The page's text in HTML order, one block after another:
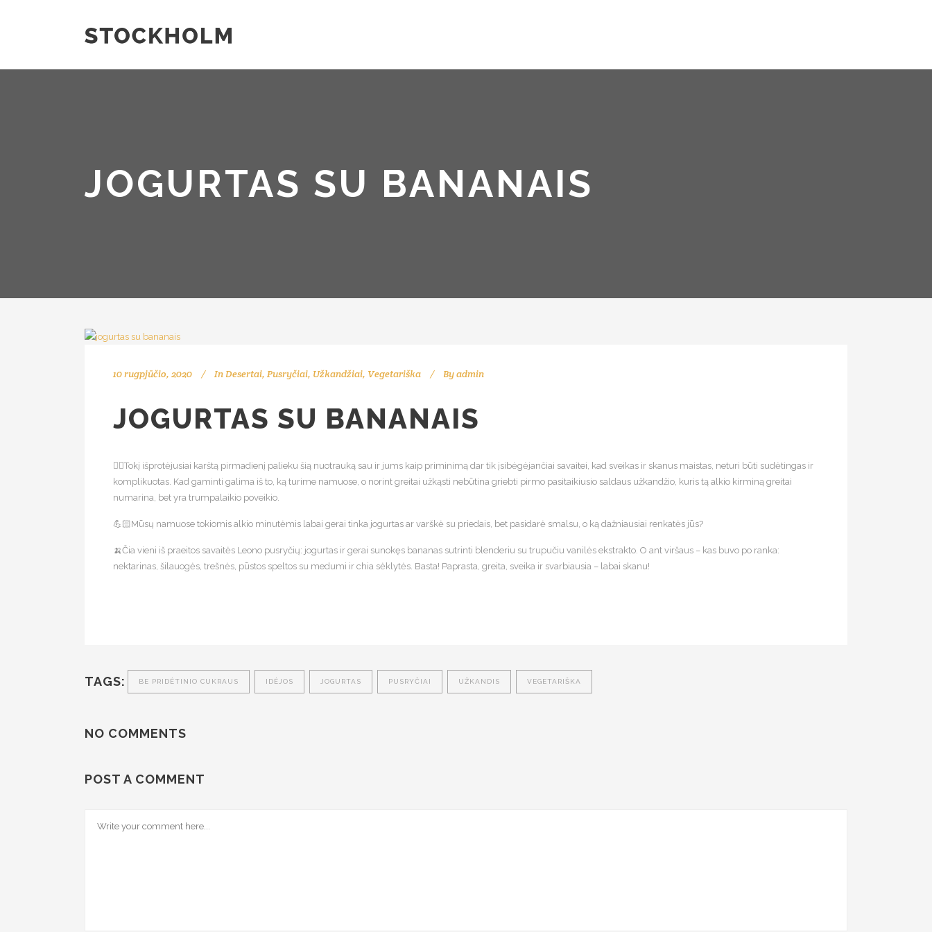
JOGURTAS SU BANANAIS
10 rugpjūčio, 2020 In Desertai, Pusryčiai, Užkandžiai, Vegetariška Byadmin
JOGURTAS SU BANANAIS
👉🏻Tokį išprotėjusiai karštą pirmadienį palieku šią nuotrauką sau ir jums kaip priminimą dar tik įsibėgėjančiai savaitei, kad sveikas ir skanus maistas, neturi būti sudėtingas ir
komplikuotas. Kad gaminti galima iš to, ką turime namuose, o norint greitai užkąsti nebūtina griebti pirmo pasitaikiusio saldaus užkandžio, kuris tą alkio kirminą greitai
numarina, bet yra trumpalaikio poveikio.
💪🏻Mūsų namuose tokiomis alkio minutėmis labai gerai tinka jogurtas ar varškė su priedais, bet pasidarė smalsu, o ką dažniausiai renkatės jūs?
🍌Čia vieni iš praeitos savaitės Leono pusryčių: jogurtas ir gerai sunokęs bananas sutrinti blenderiu su trupučiu vanilės ekstrakto. O ant viršaus – kas buvo po ranka:
nektarinas, šilauogės, trešnės, pūstos speltos su medumi ir chia sėklytės. Basta! Paprasta, greita, sveika ir svarbiausia – labai skanu!
TAGS: BE PRIDĖTINIO CUKRAUS IDĖJOS JOGURTAS PUSRYČIAI UŽKANDIS VEGETARIŠKA
NO COMMENTS
POST A COMMENT